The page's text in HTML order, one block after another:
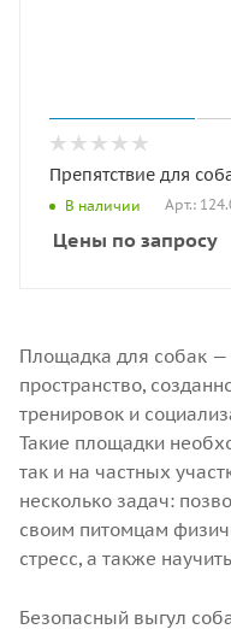
Препятствие для
В наличии Арт.:
Цены по запросу
Площадка для собак —
пространство,
тренировок и
Такие площадки
так и на частных
несколько задач:
своим питомцам
стресс, а также
Безопасный выгул